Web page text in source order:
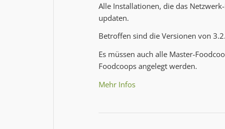
Alle Installationen, die das
updaten.
Betroffen sind die Versionen von
Es müssen auch alle Master-
Foodcoops angelegt werden.
Mehr Infos